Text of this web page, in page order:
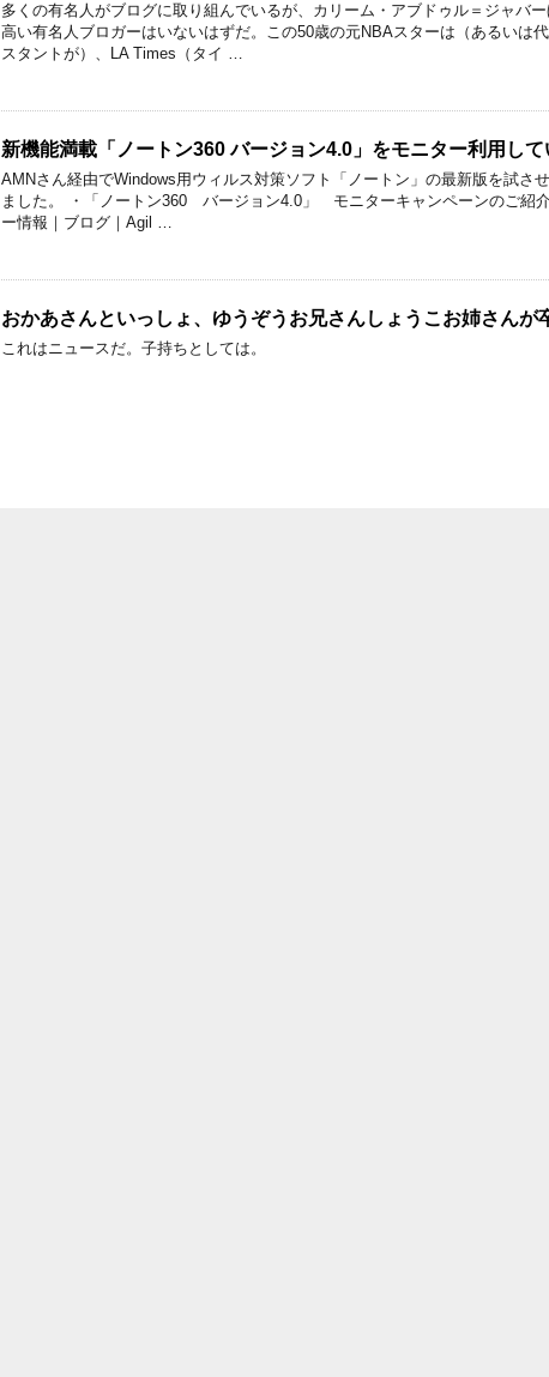
多くの有名人がブログに取り組んでいるが、カリーム・アブドゥル＝ジャバ
高い有名人ブロガーはいないはずだ。この50歳の元NBAスターは（あるいは
スタントが）、LA Times（タイ …
新機能満載「ノートン360 バージョン4.0」をモニター利用して
AMNさん経由でWindows用ウィルス対策ソフト「ノートン」の最新版を試さ
ました。 ・「ノートン360 バージョン4.0」 モニターキャンペーンのご紹
ー情報｜ブログ｜Agil …
おかあさんといっしょ、ゆうぞうお兄さんしょうこお姉さんが
これはニュースだ。子持ちとしては。